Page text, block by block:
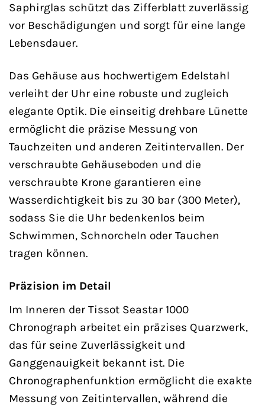
Saphirglas schützt das Zifferblatt zuverlässig
vor Beschädigungen und sorgt für eine lange
Lebensdauer.
Das Gehäuse aus hochwertigem Edelstahl
verleiht der Uhr eine robuste und zugleich
elegante Optik. Die einseitig drehbare Lünette
ermöglicht die präzise Messung von
Tauchzeiten und anderen Zeitintervallen. Der
verschraubte Gehäuseboden und die
verschraubte Krone garantieren eine
Wasserdichtigkeit bis zu 30 bar (300 Meter),
sodass Sie die Uhr bedenkenlos beim
Schwimmen, Schnorcheln oder Tauchen
tragen können.
Präzision im Detail
Im Inneren der Tissot Seastar 1000
Chronograph arbeitet ein präzises Quarzwerk,
das für seine Zuverlässigkeit und
Ganggenauigkeit bekannt ist. Die
Chronographenfunktion ermöglicht die exakte
Messung von Zeitintervallen, während die